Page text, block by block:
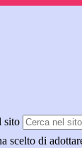
sito
scelto di